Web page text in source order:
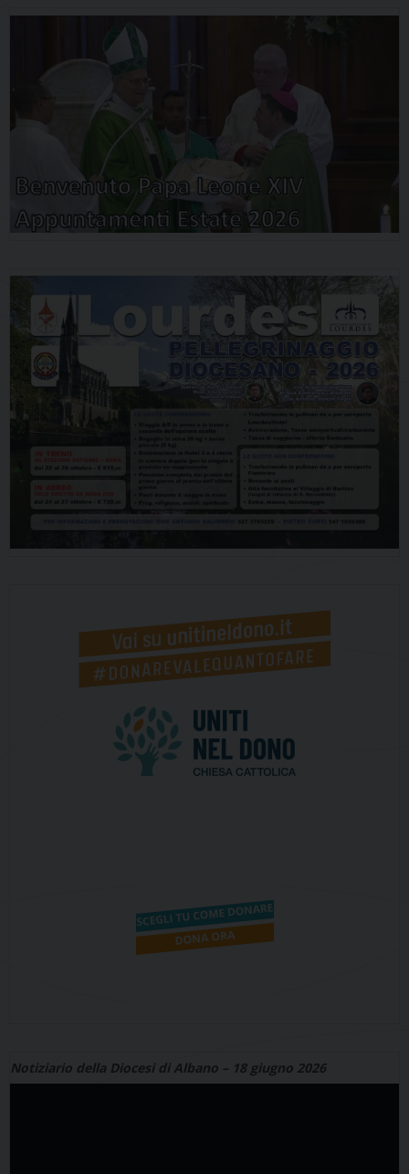
Notiziario della Diocesi di Albano – 18 giugno 2026